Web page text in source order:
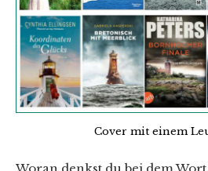
Cover mit einem